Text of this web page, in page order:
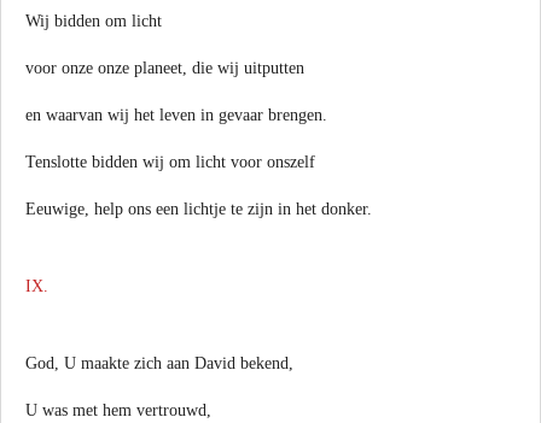
Wij bidden om licht
voor onze onze planeet, die wij uitputten
en waarvan wij het leven in gevaar brengen.
Tenslotte bidden wij om licht voor onszelf
Eeuwige, help ons een lichtje te zijn in het donker.
IX.
God, U maakte zich aan David bekend,
U was met hem vertrouwd,